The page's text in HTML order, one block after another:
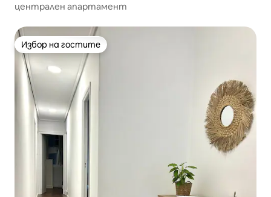
централен апартамент
Избор на гостите
Избор на гостите